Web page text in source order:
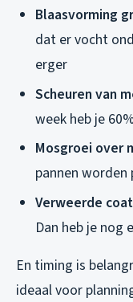
Blaasvorming
dat er vocht
erger
Scheuren van
week heb je
Mosgroei over
pannen
Verweerde
Dan heb je nog
En timing is
ideaal voor